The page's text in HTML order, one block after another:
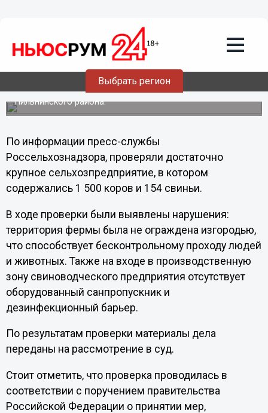
Выбрать регион
Африканская чума могла проникнуть в
Нижегородскую область
Ветеринарными специалистами Управления
Россельхознадзора по Нижегородской области и
Республике Марий Эл была проведена внеплановая
выездная проверка сельскохозяйственного предприятия
Пильнинского района.
По информации пресс-службы
Россельхознадзора, проверяли достаточно
крупное сельхозпредприятие, в котором
содержались 1 500 коров и 154 свиньи.
В ходе проверки были выявлены нарушения:
территория фермы была не ограждена изгородью,
что способствует бесконтрольному проходу людей
и животных. Также на входе в производственную
зону свиноводческого предприятия отсутствует
оборудованный санпропускник и
дезинфекционный барьер.
По результатам проверки материалы дела
переданы на рассмотрение в суд.
Стоит отметить, что проверка проводилась в
соответствии с поручением правительства
Российской Федерации о принятии мер,